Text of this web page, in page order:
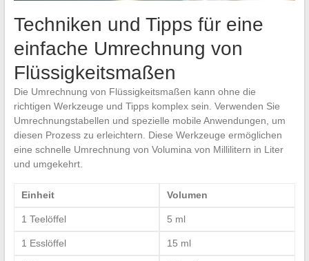
Techniken und Tipps für eine
einfache Umrechnung von
Flüssigkeitsmaßen
Die Umrechnung von Flüssigkeitsmaßen kann ohne die
richtigen Werkzeuge und Tipps komplex sein. Verwenden Sie
Umrechnungstabellen und spezielle mobile Anwendungen, um
diesen Prozess zu erleichtern. Diese Werkzeuge ermöglichen
eine schnelle Umrechnung von Volumina von Millilitern in Liter
und umgekehrt.
Einheit Volumen
1 Teelöffel 5 ml
1 Esslöffel 15 ml